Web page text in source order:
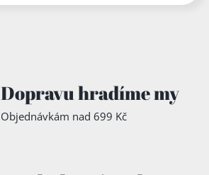
Dopravu hradíme my
Objednávkám nad 699 Kč